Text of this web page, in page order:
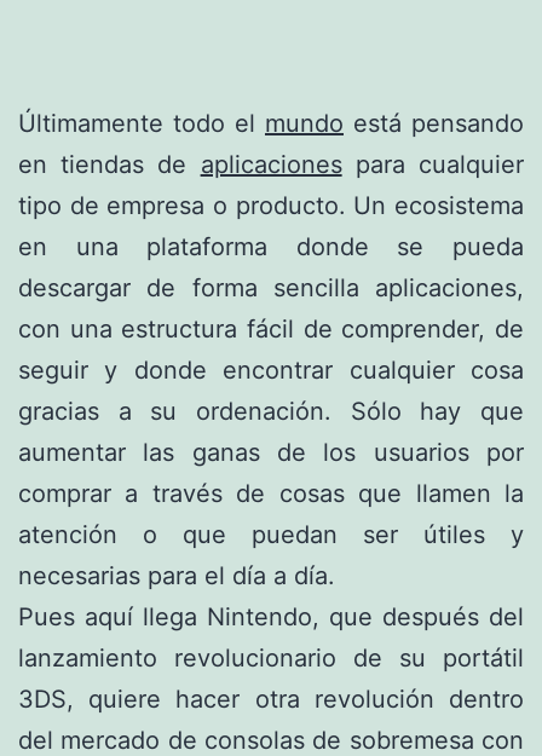
Últimamente todo el mundo está pensando
en tiendas de aplicacionespara cualquier
tipo de empresa o producto. Un ecosistema
en una plataforma donde se pueda
descargar de forma sencilla aplicaciones,
con una estructura fácil de comprender, de
seguir y donde encontrar cualquier cosa
gracias a su ordenación. Sólo hay que
aumentar las ganas de los usuarios por
comprar a través de cosas que llamen la
atención o que puedan ser útiles y
necesarias para el día a día.
Pues aquí llega Nintendo, que después del
lanzamiento revolucionario de su portátil
3DS, quiere hacer otra revolución dentro
del mercado de consolas de sobremesa con